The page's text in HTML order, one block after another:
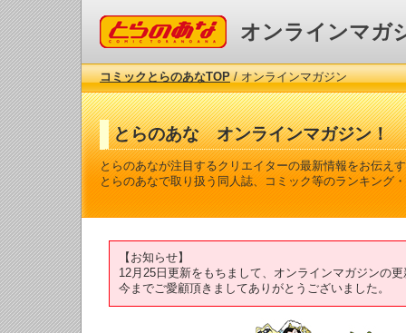
コミックとらのあな オンラインマガ
コミックとらのあなTOP/ オンラインマガジン
とらのあな オンラインマガジン！
とらのあなが注目するクリエイターの最新情報をお伝え
とらのあなで取り扱う同人誌、コミック等のランキング
【お知らせ】
12月25日更新をもちまして、オンラインマガジンの
今までご愛顧頂きましてありがとうございました。